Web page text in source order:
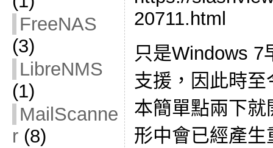
FreeNAS
(3)
LibreNMS
(1)
MailScanne
r(8)
20711.html
只是Windows 7
支援，因此時
本簡單點兩下
形中會已經產